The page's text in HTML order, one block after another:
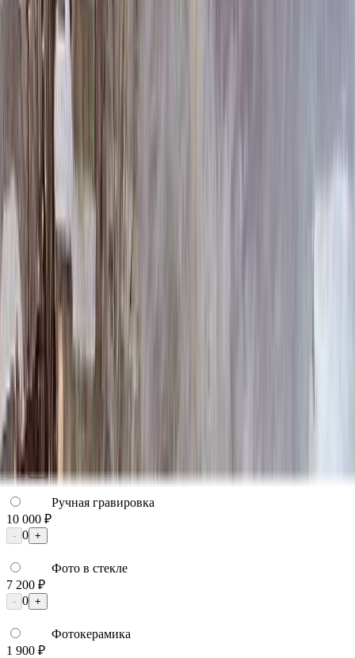
100 x 70 x 8
19 440 ₽
100 x 70 x 10
20 160 ₽
100 x 80 x 10
25 760 ₽
100 x 90 x 5
9 135 ₽
100 x 90 x 8
100 x 90 x 10
26 680 ₽
Фото
Фото
4 500 ₽
0 +
Ручная гравировка
10 000 ₽
- 0 +
Фото в стекле
7 200 ₽
- 0 +
Фотокерамика
1 900 ₽